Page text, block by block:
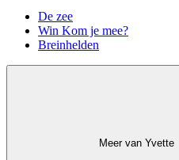
De zee
Win Kom je mee?
Breinhelden
Meer van Yvette